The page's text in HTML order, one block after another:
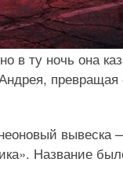
в ту ночь она
Название